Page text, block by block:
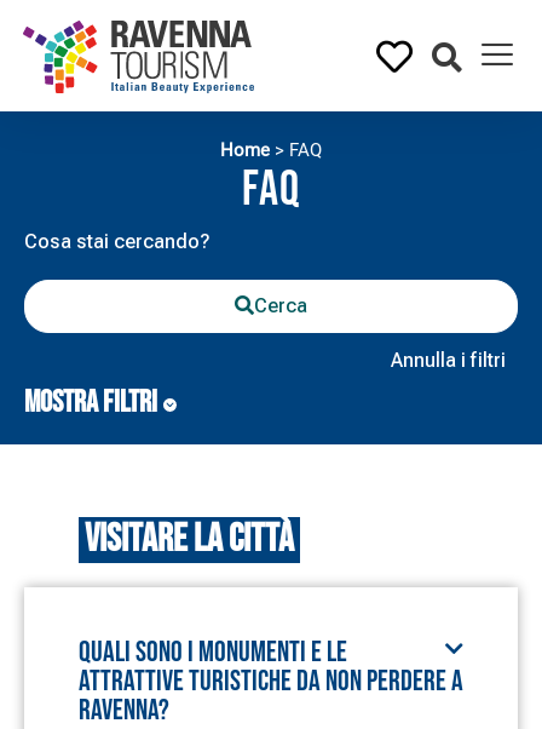
Home > FAQ
FAQ
Cerca
Annulla i filtri
MOSTRA FILTRI
Visitare la città
Quali sono i monumenti e le
attrattive turistiche da non perdere a
Ravenna?